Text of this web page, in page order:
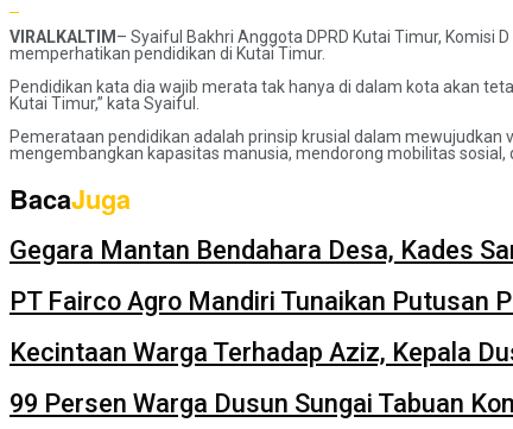
VIRALKALTIM– Syaiful Bakhri Anggota DPRD Kutai Timur,
memperhatikan pendidikan di Kutai Timur.
Pendidikan kata dia wajib merata tak hanya di dalam kota akan
Kutai Timur,” kata Syaiful.
Pemerataan pendidikan adalah prinsip krusial dalam mewujudkan
mengembangkan kapasitas manusia, mendorong mobilitas sosial,
BacaJuga
Gegara Mantan Bendahara Desa, Kades
PT Fairco Agro Mandiri Tunaikan Putusan
Kecintaan Warga Terhadap Aziz, Kepala
99 Persen Warga Dusun Sungai Tabuan